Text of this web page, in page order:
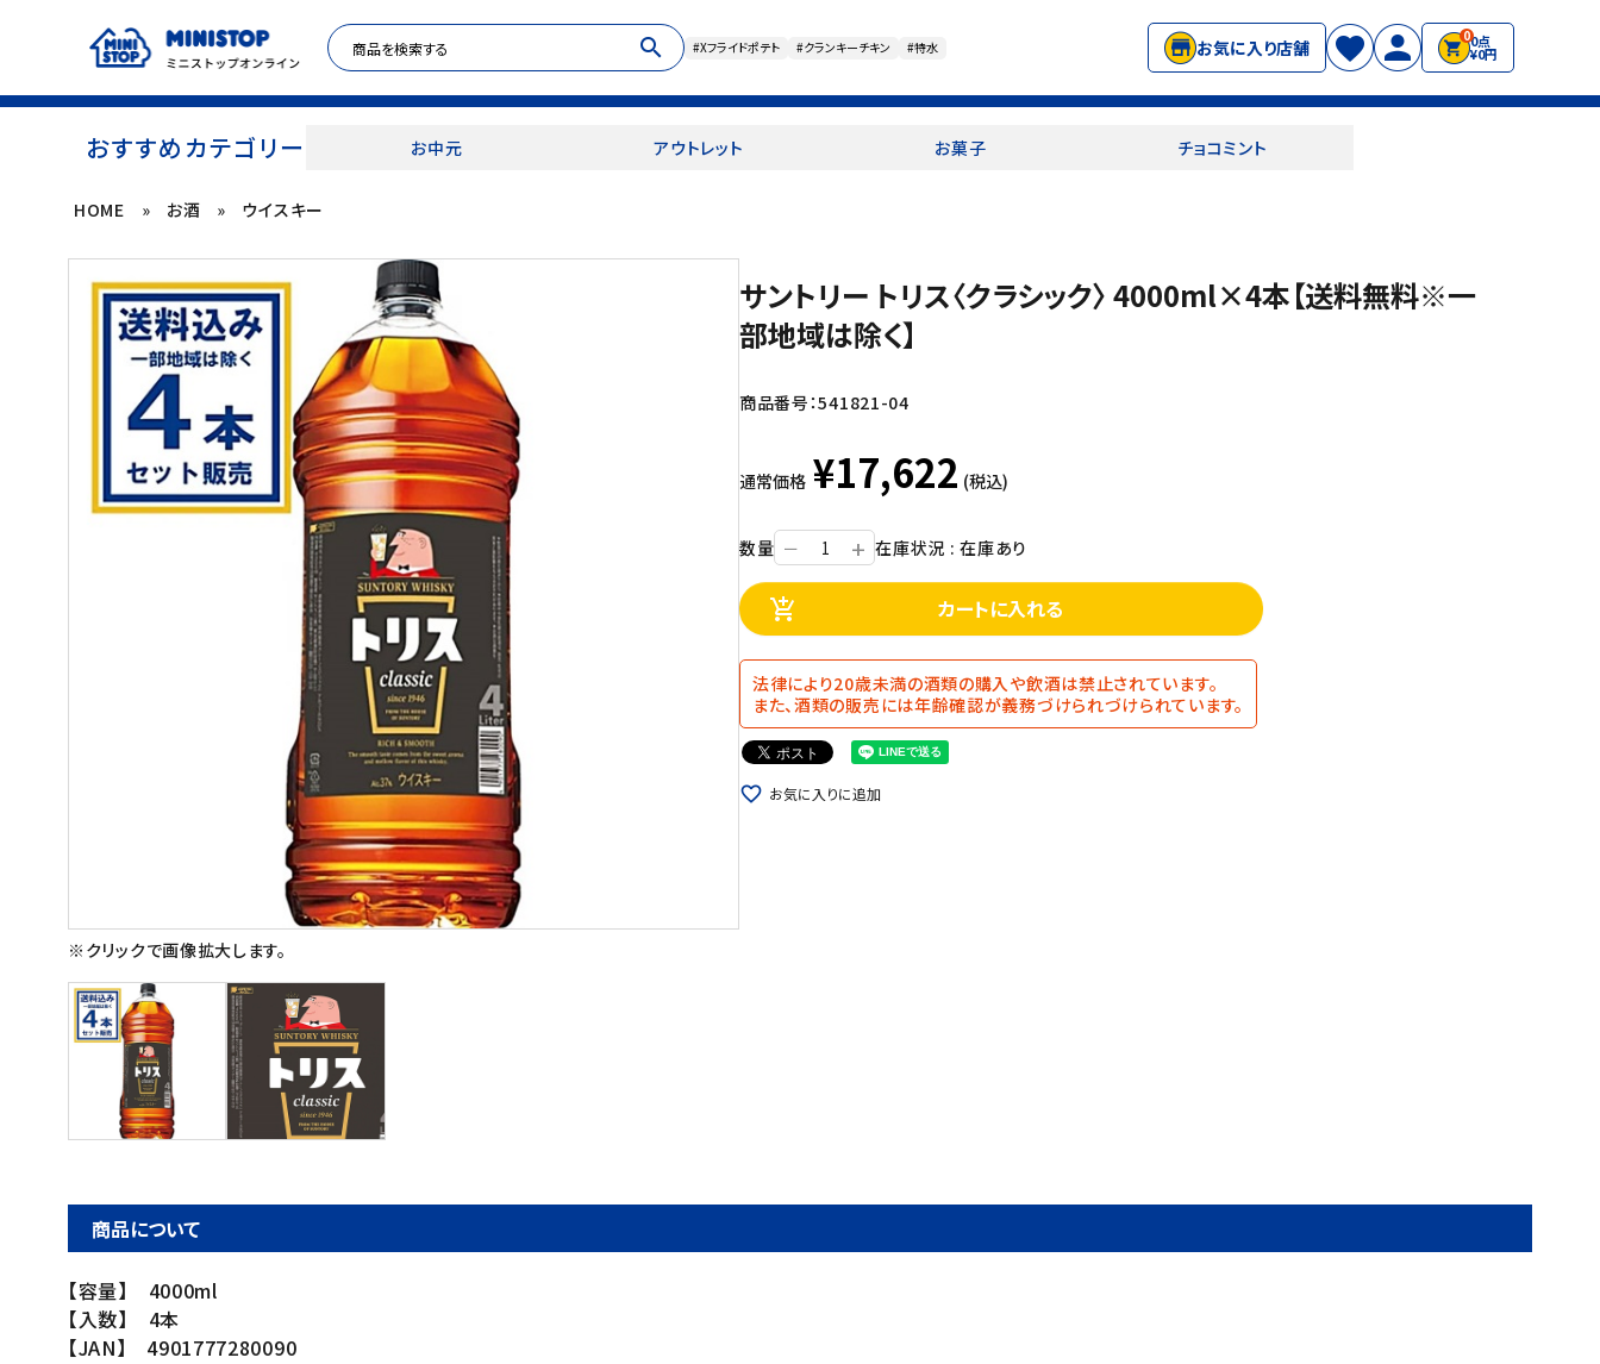
search #Xフライドポテト #クランキーチキン #特水 お気に入り店舗
00点
¥0円
おすすめカテゴリー お中元 アウトレット お菓子 チョコミント
ACCOUNT MENU
ログイン person 新規登録
カテゴリから探す
冷凍食品
フードロス
ペット用品
SHOP GUIDE
ご利用ガイド
プライバシーポリシー
利用規約
会社概要
HOME » お酒 » ウイスキー
※クリックで画像拡大します。
サントリー トリス〈クラシック〉 4000ml×4本【送料無料※一
部地域は除く】
商品番号：541821-04
通常価格 ¥17,622 (税込)
数量 ー + 在庫状況 : 在庫あり
add_shopping_cart カートに入れる
法律により20歳未満の酒類の購入や飲酒は禁止されています。
また、酒類の販売には年齢確認が義務づけられづけられています。
favorite_border お気に入りに追加
商品について
【容量】 4000ml
【入数】 4本
【JAN】 4901777280090